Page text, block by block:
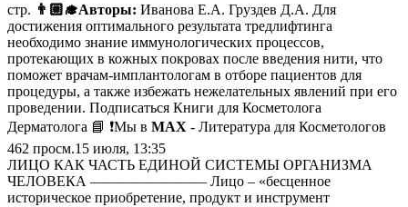
стр. 👨🏼‍🎓Авторы: Иванова Е.А. Груздев Д.А. Для
достижения оптимального результата тредлифтинга
необходимо знание иммунологических процессов,
протекающих в кожных покровах после введения нити, что
поможет врачам-имплантологам в отборе пациентов для
процедуры, а также избежать нежелательных явлений при его
проведении. Подписаться Книги для Косметолога
Дерматолога 📘 ❗️Мы в MAX - Литература для Косметологов
462 просм.15 июля, 13:35
ЛИЦО КАК ЧАСТЬ ЕДИНОЙ СИСТЕМЫ ОРГАНИЗМА
ЧЕЛОВЕКА ———————— Лицо – «бесценное
историческое приобретение, продукт и инструмент